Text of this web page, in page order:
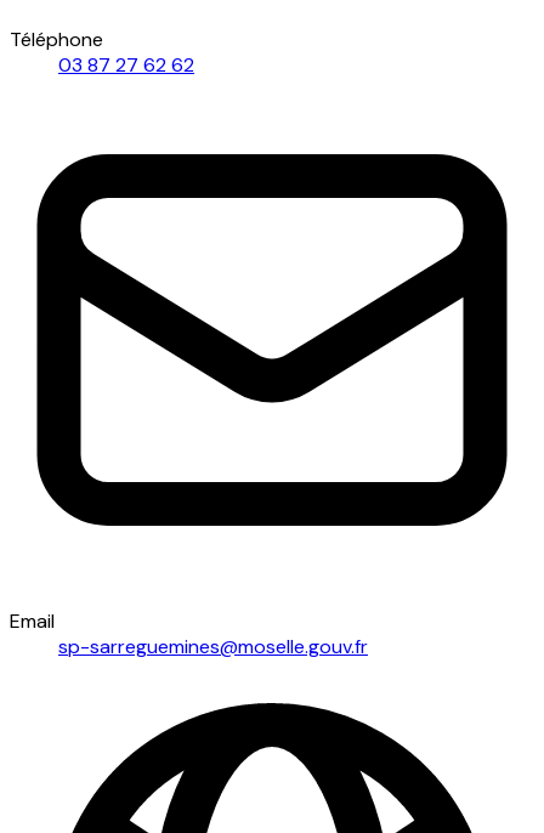
Téléphone
03 87 27 62 62
Email
sp-sarreguemines@moselle.gouv.fr